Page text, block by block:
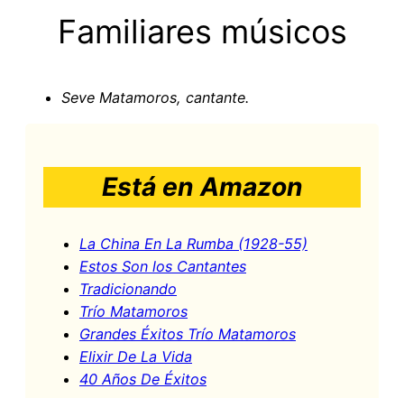
Familiares músicos
Seve Matamoros, cantante.
Está en Amazon
La China En La Rumba (1928-55)
Estos Son los Cantantes
Tradicionando
Trío Matamoros
Grandes Éxitos Trío Matamoros
Elixir De La Vida
40 Años De Éxitos